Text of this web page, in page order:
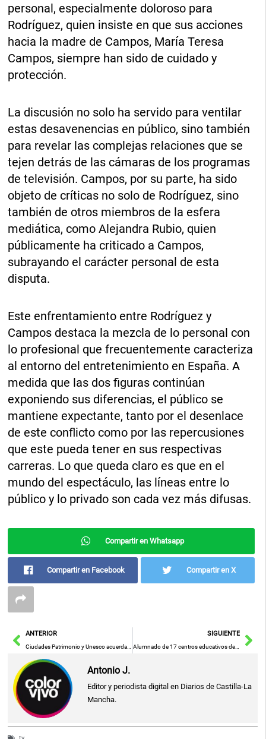
personal, especialmente doloroso para
Rodríguez, quien insiste en que sus acciones
hacia la madre de Campos, María Teresa
Campos, siempre han sido de cuidado y
protección.
La discusión no solo ha servido para ventilar
estas desavenencias en público, sino también
para revelar las complejas relaciones que se
tejen detrás de las cámaras de los programas
de televisión. Campos, por su parte, ha sido
objeto de críticas no solo de Rodríguez, sino
también de otros miembros de la esfera
mediática, como Alejandra Rubio, quien
públicamente ha criticado a Campos,
subrayando el carácter personal de esta
disputa.
Este enfrentamiento entre Rodríguez y
Campos destaca la mezcla de lo personal con
lo profesional que frecuentemente caracteriza
al entorno del entretenimiento en España. A
medida que las dos figuras continúan
exponiendo sus diferencias, el público se
mantiene expectante, tanto por el desenlace
de este conflicto como por las repercusiones
que este pueda tener en sus respectivas
carreras. Lo que queda claro es que en el
mundo del espectáculo, las líneas entre lo
público y lo privado son cada vez más difusas.
Compartir en Whatsapp
Compartir en Facebook Compartir en X
AntANTERIOR
Ciudades Patrimonio y Unesco acuerdan colaborar en la protección de cascos históricos y sostenibilidad turística
SIGUIENTE
Alumnado de 17 centros educativos de la provincia brilla en la XXVIII muestra escolar «El Teatro Viene de la Escuela»
Antonio J.
Editor y periodista digital en Diarios de Castilla-La
Mancha.